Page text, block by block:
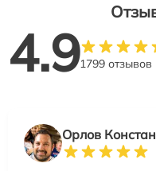
4.91799 отзывов
Орлов